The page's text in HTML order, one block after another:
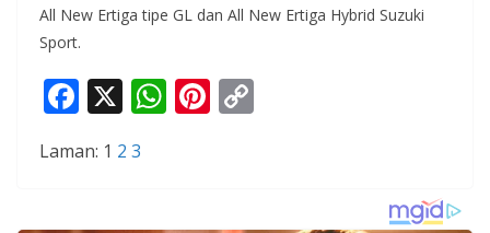
All New Ertiga tipe GL dan All New Ertiga Hybrid Suzuki
Sport.
F
e
X W Pi
Laman: 1 2 3